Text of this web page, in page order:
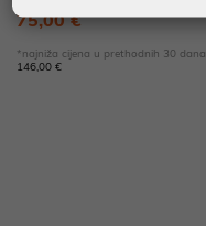
75,00 €
*najniža cijena u prethodnih 30 dana
146,00 €